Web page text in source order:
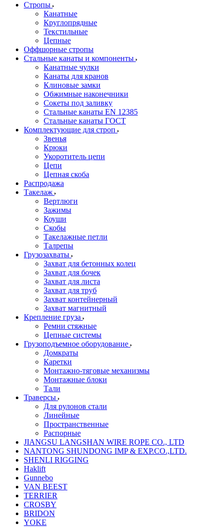
Стропы
Канатные
Круглопрядные
Текстильные
Цепные
Оффшорные стропы
Стальные канаты и компоненты
Канатные чулки
Канаты для кранов
Клиновые замки
Обжимные наконечники
Сокеты под заливку
Стальные канаты EN 12385
Стальные канаты ГОСТ
Комплектующие для строп
Звенья
Крюки
Укоротитель цепи
Цепи
Цепная скоба
Распродажа
Такелаж
Вертлюги
Зажимы
Коуши
Скобы
Такелажные петли
Талрепы
Грузозахваты
Захват для бетонных колец
Захват для бочек
Захват для листа
Захват для труб
Захват контейнерный
Захват магнитный
Крепление груза
Ремни стяжные
Цепные системы
Грузоподъемное оборудование
Домкраты
Каретки
Монтажно-тяговые механизмы
Монтажные блоки
Тали
Траверсы
Для рулонов стали
Линейные
Пространственные
Распорные
JIANGSU LANGSHAN WIRE ROPE CO., LTD
NANTONG SHUNDONG IMP & EXP.CO.,LTD.
SHENLI RIGGING
Haklift
Gunnebo
VAN BEEST
TERRIER
CROSBY
BRIDON
YOKE